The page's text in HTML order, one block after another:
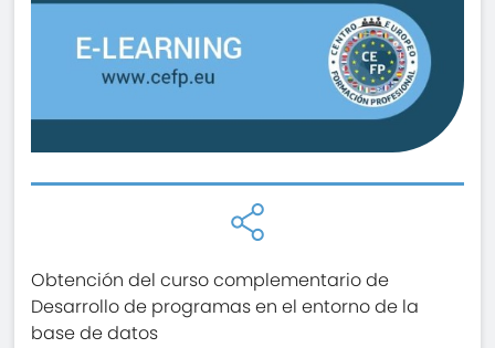
Obtención del curso complementario de
Desarrollo de programas en el entorno de la
base de datos